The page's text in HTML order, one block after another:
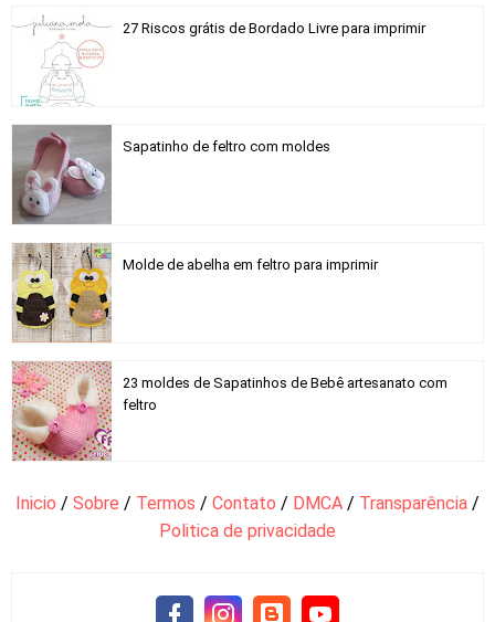
27 Riscos grátis de Bordado Livre para imprimir
Sapatinho de feltro com moldes
Molde de abelha em feltro para imprimir
23 moldes de Sapatinhos de Bebê artesanato com
feltro
Inicio / Sobre / Termos / Contato / DMCA / Transparência /
Politica de privacidade